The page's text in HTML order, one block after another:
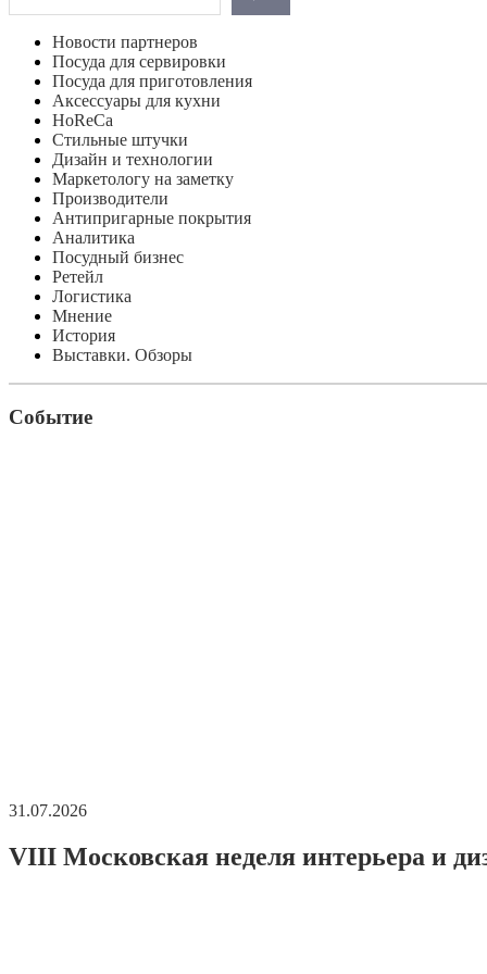
Новости партнеров
Посуда для сервировки
Посуда для приготовления
Аксессуары для кухни
HoReCa
Стильные штучки
Дизайн и технологии
Маркетологу на заметку
Производители
Антипригарные покрытия
Аналитика
Посудный бизнес
Ретейл
Логистика
Мнение
История
Выставки. Обзоры
Событие
31.07.2026
VIII Московская неделя интерьера и